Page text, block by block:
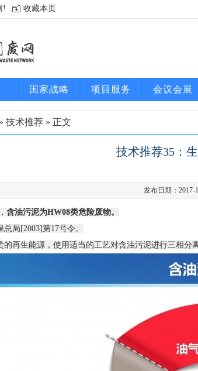
! 收藏本页
国家战略 项目服务 会议会展
» 技术推荐 » 正文
技术推荐35：
发布日期：2017-
含油污泥为HW08类危险废物。
总局[2003]第17号令。
的再生能源，使用适当的工艺对含油污泥进行三相